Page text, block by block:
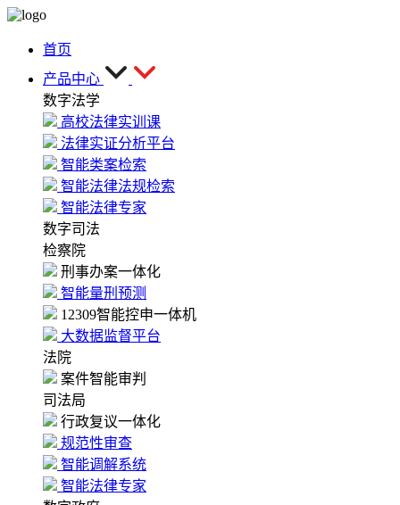
首页
产品中心
数字法学
高校法律实训课
法律实证分析平台
智能类案检索
智能法律法规检索
智能法律专家
数字司法
检察院
刑事办案一体化
智能量刑预测
12309智能控申一体机
大数据监督平台
法院
案件智能审判
司法局
行政复议一体化
规范性审查
智能调解系统
智能法律专家